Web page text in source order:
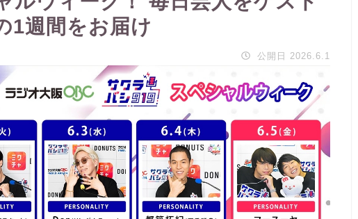
1週間をお届け
公開日 2026.6.1